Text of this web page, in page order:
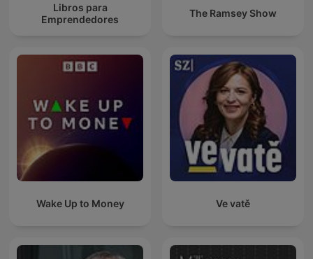
Libros para
Emprendedores
The Ramsey Show
Wake Up to Money Ve vatě